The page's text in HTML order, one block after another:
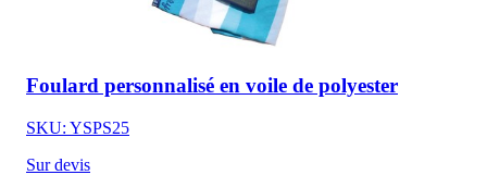
Foulard personnalisé en voile de polyester
SKU: YSPS25
Sur devis